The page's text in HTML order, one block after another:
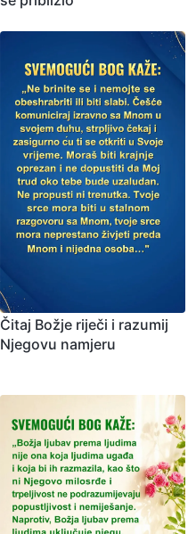
Čitaj Božje riječi i razumij
Njegovu namjeru